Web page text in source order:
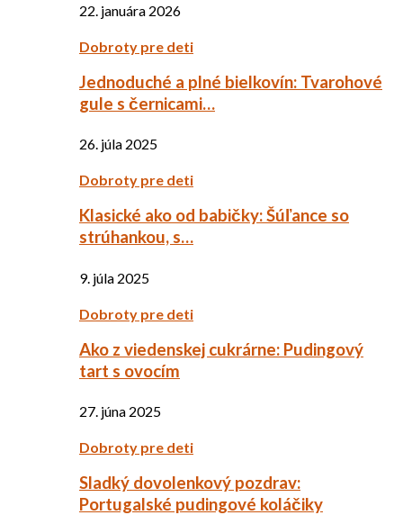
22. januára 2026
Dobroty pre deti
Jednoduché a plné bielkovín: Tvarohové
gule s černicami…
26. júla 2025
Dobroty pre deti
Klasické ako od babičky: Šúľance so
strúhankou, s…
9. júla 2025
Dobroty pre deti
Ako z viedenskej cukrárne: Pudingový
tart s ovocím
27. júna 2025
Dobroty pre deti
Sladký dovolenkový pozdrav:
Portugalské pudingové koláčiky